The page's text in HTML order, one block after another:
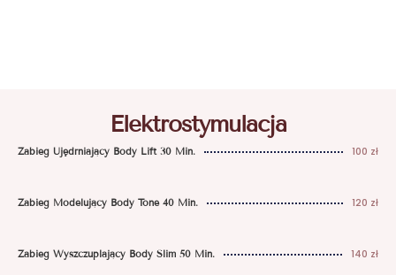
Elektrostymulacja
Zabieg Ujędrniający Body Lift 30 Min. 100 zł
Zabieg Modelujący Body Tone 40 Min. 120 zł
Zabieg Wyszczuplający Body Slim 50 Min. 140 zł